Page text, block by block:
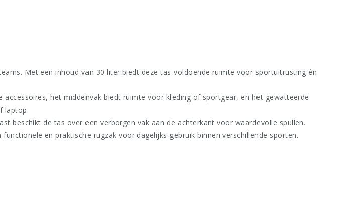
Met een inhoud van 30 liter biedt deze tas voldoende ruimte voor sportuitrusting én
het middenvak biedt ruimte voor kleding of sportgear, en het gewatteerde
laptop.
beschikt de tas over een verborgen vak aan de achterkant voor waardevolle spullen.
en praktische rugzak voor dagelijks gebruik binnen verschillende sporten.